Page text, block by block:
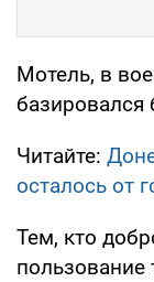
Мотель, в
базировался
Читайте:
осталось от
Тем, кто
пользование